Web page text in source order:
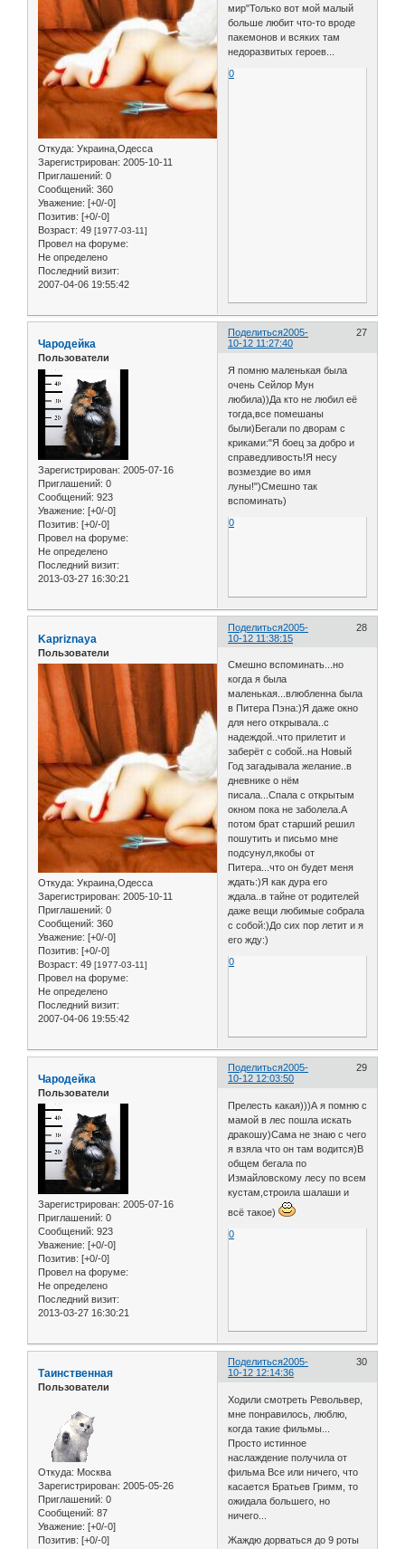
Откуда: Украина,Одесса
Зарегистрирован: 2005-10-11
Приглашений: 0
Сообщений: 360
Уважение: [+0/-0]
Позитив: [+0/-0]
Возраст: 49 [1977-03-11]
Провел на форуме:
Не определено
Последний визит:
2007-04-06 19:55:42
мир"Только вот мой малый
больше любит что-то вроде
пакемонов и всяких там
недоразвитых героев...
0
Поделиться 27
2005-
10-12 11:27:40
Чародейка
Пользователи
Зарегистрирован: 2005-07-16
Приглашений: 0
Сообщений: 923
Уважение: [+0/-0]
Позитив: [+0/-0]
Провел на форуме:
Не определено
Последний визит:
2013-03-27 16:30:21
Я помню маленькая была
очень Сейлор Мун
любила))Да кто не любил её
тогда,все помешаны
были)Бегали по дворам с
криками:"Я боец за добро и
справедливость!Я несу
возмездие во имя
луны!")Смешно так
вспоминать)
0
Поделиться 28
2005-
10-12 11:38:15
Kapriznaya
Пользователи
Откуда: Украина,Одесса
Зарегистрирован: 2005-10-11
Приглашений: 0
Сообщений: 360
Уважение: [+0/-0]
Позитив: [+0/-0]
Возраст: 49 [1977-03-11]
Провел на форуме:
Не определено
Последний визит:
2007-04-06 19:55:42
Смешно вспоминать...но
когда я была
маленькая...влюбленна была
в Питера Пэна:)Я даже окно
для него открывала..с
надеждой..что прилетит и
заберёт с собой..на Новый
Год загадывала желание..в
дневнике о нём
писала...Спала с открытым
окном пока не заболела.А
потом брат старший решил
пошутить и письмо мне
подсунул,якобы от
Питера...что он будет меня
ждать:)Я как дура его
ждала..в тайне от родителей
даже вещи любимые собрала
с собой:)До сих пор летит и я
его жду:)
0
Поделиться 29
2005-
10-12 12:03:50
Чародейка
Пользователи
Зарегистрирован: 2005-07-16
Приглашений: 0
Сообщений: 923
Уважение: [+0/-0]
Позитив: [+0/-0]
Провел на форуме:
Не определено
Последний визит:
2013-03-27 16:30:21
Прелесть какая)))А я помню с
мамой в лес пошла искать
дракошу)Сама не знаю с чего
я взяла что он там водится)В
общем бегала по
Измайловскому лесу по всем
кустам,строила шалаши и
всё такое)
0
Поделиться 30
2005-
10-12 12:14:36
Таинственная
Пользователи
Откуда: Москва
Зарегистрирован: 2005-05-26
Приглашений: 0
Сообщений: 87
Уважение: [+0/-0]
Позитив: [+0/-0]
Ходили смотреть Револьвер,
мне понравилось, люблю,
когда такие фильмы...
Просто истинное
наслаждение получила от
фильма Все или ничего, что
касается Братьев Гримм, то
ожидала большего, но
ничего...
Жаждю дорваться до 9 роты